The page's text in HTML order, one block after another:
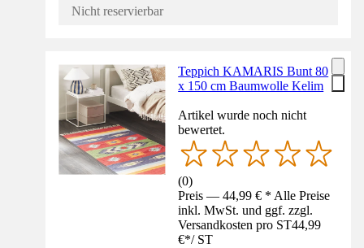
Nicht reservierbar
Teppich KAMARIS Bunt 80
x 150 cm Baumwolle Kelim
Artikel wurde noch nicht
bewertet.
(0)
Preis — 44,99 € * Alle Preise
inkl. MwSt. und ggf. zzgl.
Versandkosten pro ST44,99
€*/ ST